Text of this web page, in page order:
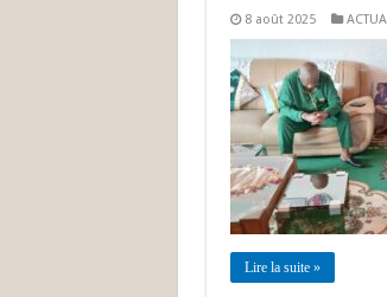
8 août 2025
Lire la suite »